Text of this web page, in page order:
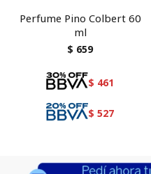
Perfume Pino Colbert 60
ml
$ 659
$ 461
$ 527